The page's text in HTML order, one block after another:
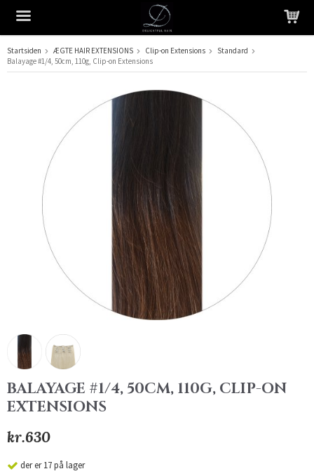
Produktet er blevet tilføjet til din indkøbskurv
Startsiden ÆGTE HAIR EXTENSIONS Clip-on Extensions
Standard
Balayage #1/4, 50cm, 110g, Clip-on Extensions
BALAYAGE #1/4, 50CM, 110G, CLIP-ON
EXTENSIONS
kr.630
der er 17 på lager